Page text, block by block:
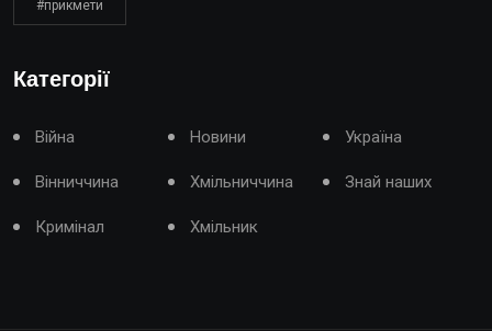
#прикмети
Категорії
Війна Новини Україна
Вінниччина Хмільниччина Знай наших
Кримінал Хмільник